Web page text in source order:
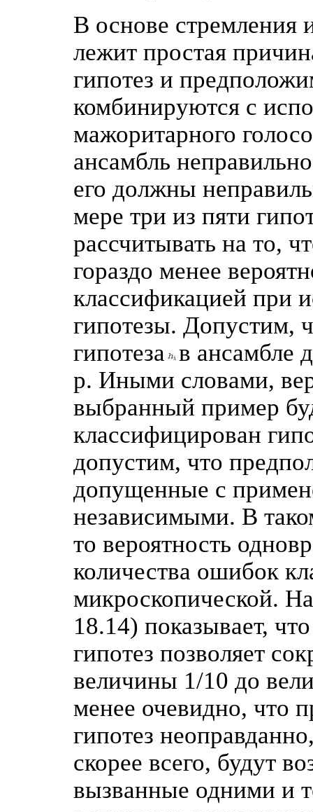
В основе стремления
лежит простая
гипотез и
комбинируются с
мажоритарного
ансамбль
его должны
мере три из пяти
рассчитывать на то,
гораздо менее
классификацией при
гипотезы. Допустим,
гипотеза в ансамбле
р. Иными словами,
выбранный пример
классифицирован
допустим, что
допущенные с
независимыми. В
то вероятность
количества ошибок
микроскопической.
18.14) показывает,
гипотез позволяет
величины 1/10 до
менее очевидно, что
гипотез
скорее всего, будут
вызванные одними и